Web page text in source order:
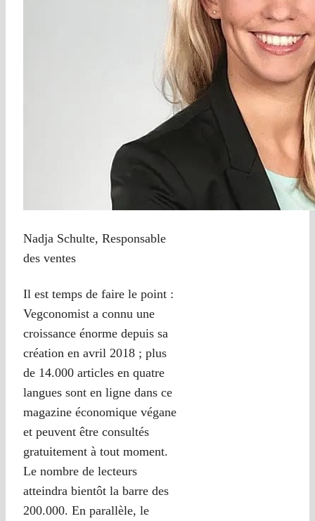
Nadja Schulte, Responsable
des ventes
Il est temps de faire le point :
Vegconomist a connu une
croissance énorme depuis sa
création en avril 2018 ; plus
de 14.000 articles en quatre
langues sont en ligne dans ce
magazine économique végane
et peuvent être consultés
gratuitement à tout moment.
Le nombre de lecteurs
atteindra bientôt la barre des
200.000. En parallèle, le